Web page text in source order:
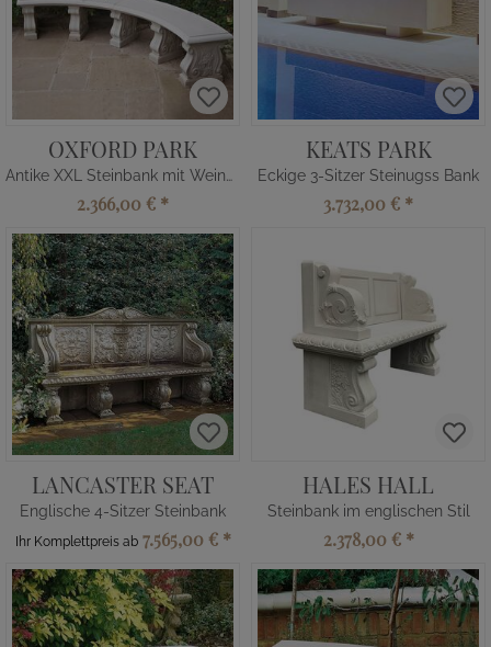
OXFORD PARK
Antike XXL Steinbank mit Weinmotiv
2.366,00 € *
KEATS PARK
Eckige 3-Sitzer Steinugss Bank
3.732,00 € *
LANCASTER SEAT
Englische 4-Sitzer Steinbank
Ihr Komplettpreis ab 7.565,00 € *
HALES HALL
Steinbank im englischen Stil
2.378,00 € *